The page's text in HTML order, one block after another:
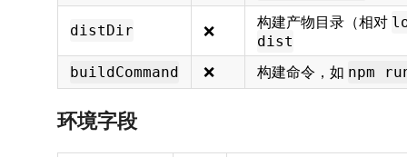
distDir ❌ 构建产物目录（相对
dist
buildCommand
❌ 构建命令，如 npm
环境字段